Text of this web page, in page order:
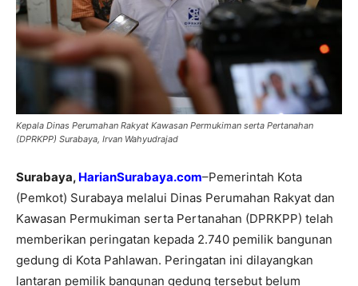
Kepala Dinas Perumahan Rakyat Kawasan Permukiman serta Pertanahan
(DPRKPP) Surabaya, Irvan Wahyudrajad
Surabaya, HarianSurabaya.com–Pemerintah Kota
(Pemkot) Surabaya melalui Dinas Perumahan Rakyat dan
Kawasan Permukiman serta Pertanahan (DPRKPP) telah
memberikan peringatan kepada 2.740 pemilik bangunan
gedung di Kota Pahlawan. Peringatan ini dilayangkan
lantaran pemilik bangunan gedung tersebut belum